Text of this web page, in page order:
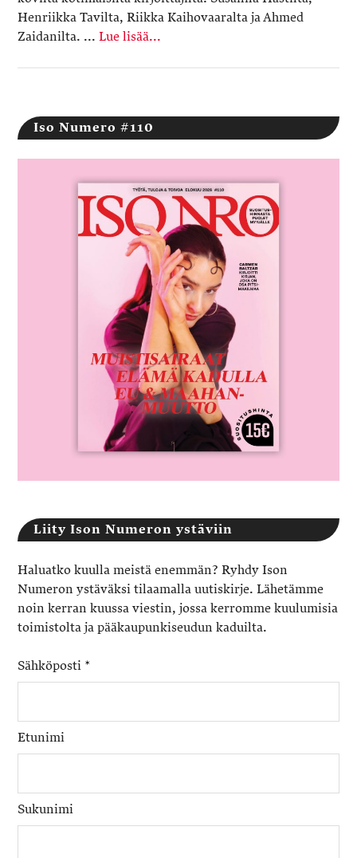
Henriikka Tavilta, Riikka Kaihovaaralta ja Ahmed
Zaidanilta. ...Lue lisää...
Iso Numero #110
Liity Ison Numeron ystäviin
Haluatko kuulla meistä enemmän? Ryhdy Ison
Numeron ystäväksi tilaamalla uutiskirje. Lähetämme
noin kerran kuussa viestin, jossa kerromme kuulumisia
toimistolta ja pääkaupunkiseudun kaduilta.
Sähköposti *
Etunimi
Sukunimi